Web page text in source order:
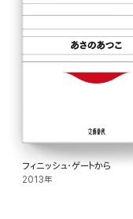
フィニッシュ・ゲートから
2013年